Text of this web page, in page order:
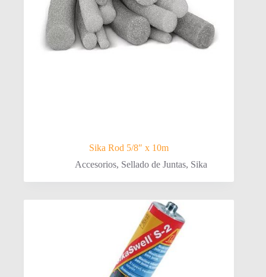
Sika Rod 5/8″ x 10m
Accesorios, Sellado de Juntas, Sika